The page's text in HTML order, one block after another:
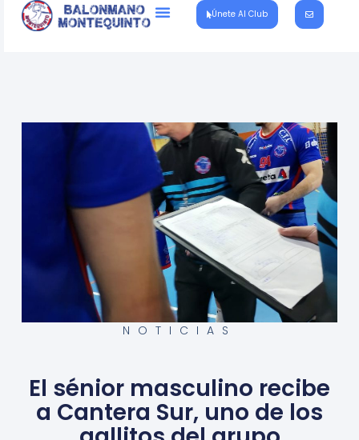
Únete Al Club
NOTICIAS
El sénior masculino recibe
a Cantera Sur, uno de los